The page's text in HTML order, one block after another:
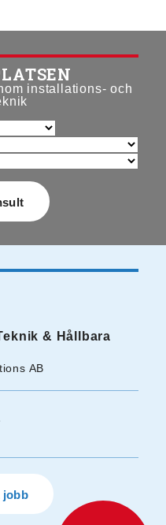
installations- och
& Hållbara
AB
jobb